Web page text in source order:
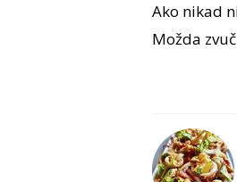
Ako nikad
Možda